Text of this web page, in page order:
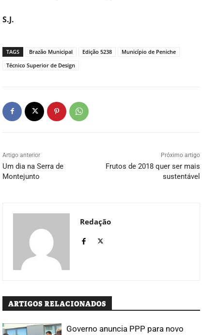
S.J.
TAGS Brazão Municipal Edição 5238
Município de Peniche
Técnico Superior de Design
Artigo anterior
Um dia na Serra de
Montejunto
Próximo artigo
Frutos de 2018 quer ser mais
sustentável
Redação
ARTIGOS RELACIONADOS
Governo anuncia PPP para novo